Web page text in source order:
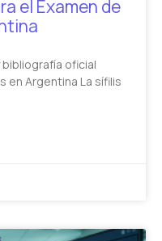
el Examen de
bibliografía oficial
en Argentina La sífilis